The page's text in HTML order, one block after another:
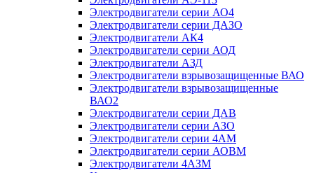
Электродвигатели серии АО4
Электродвигатели серии ДАЗО
Электродвигатели АК4
Электродвигатели серии АОД
Электродвигатели АЗД
Электродвигатели взрывозащищенные ВАО
Электродвигатели взрывозащищенные
ВАО2
Электродвигатели серии ДАВ
Электродвигатели серии АЗО
Электродвигатели серии 4АМ
Электродвигатели серии АОВМ
Электродвигатели 4АЗМ